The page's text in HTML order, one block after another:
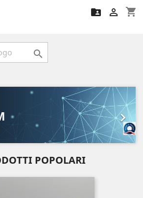
shopping_cart




POPOLARI